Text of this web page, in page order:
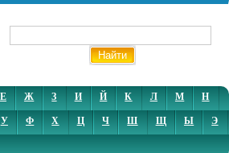
Е Ж З И Й К Л М
Н
У Ф Х Ц Ч Ш Щ Ы
Э